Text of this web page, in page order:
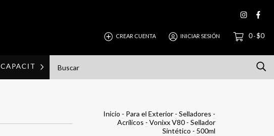
CREAR CUENTA INICIAR SESIÓN 0-$0
CAPACITACIONES Cómo
Inicio - Para el Exterior - Selladores -
Acrílicos - Vonixx V80 - Sellador
Sintético - 500ml